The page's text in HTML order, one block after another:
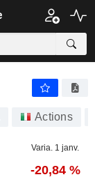
Actions
Varia. 1 janv.
-20,84 %